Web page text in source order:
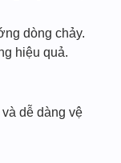
dòng chảy.
hiệu quả.
dễ dàng vệ